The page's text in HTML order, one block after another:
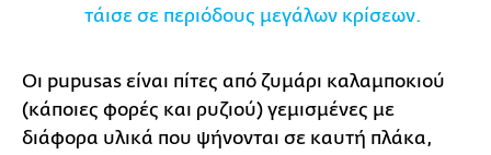
τάισε σε περιόδους μεγάλων κρίσεων.
Οι pupusas είναι πίτες από ζυμάρι καλαμποκιού
(κάποιες φορές και ρυζιού) γεμισμένες με
διάφορα υλικά που ψήνονται σε καυτή πλάκα,